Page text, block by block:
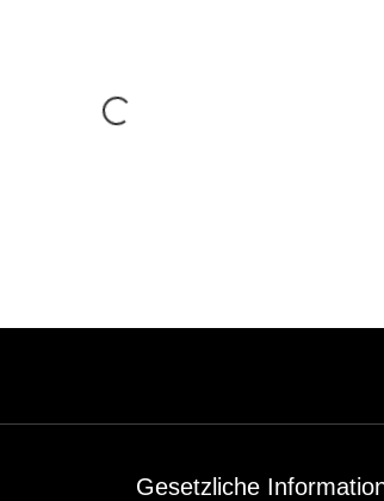
Gesetzliche